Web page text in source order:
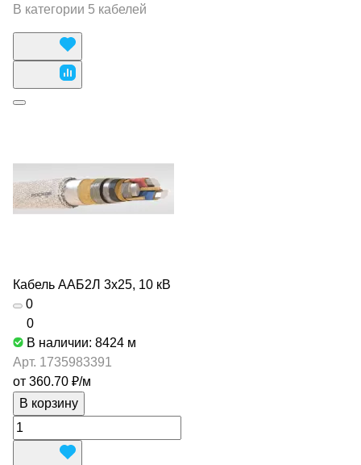
В категории 5 кабелей
Кабель ААБ2Л 3х25, 10 кВ
0
0
В наличии: 8424 м
Арт. 1735983391
от 360.70 ₽/м
В корзину